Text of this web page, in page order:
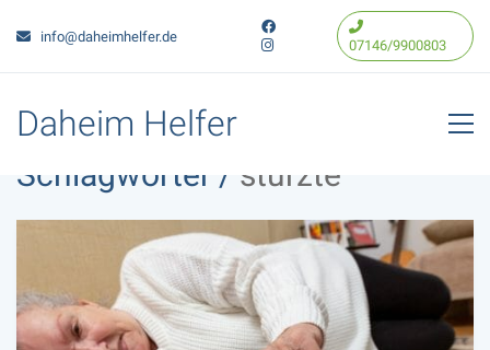
info@daheimhelfer.de
07146/9900803
Daheim Helfer
Schlagwörter / stürzte